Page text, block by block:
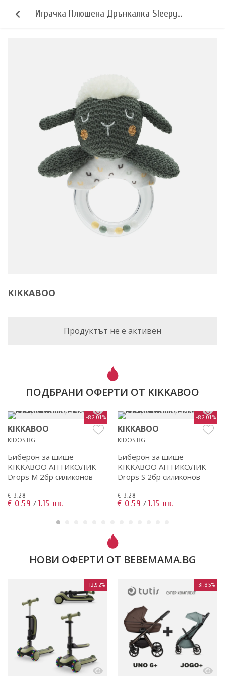
KIKKABOO
Играчка Плюшена Дрънкалка Sleepy
Продуктът не е активен
ПОДБРАНИ ОФЕРТИ ОТ KIKKABOO
-82.01%
KIKKABOO
KIDOS.BG
Биберон за шише
KIKKABOO АНТИКОЛИК
Drops M 2бр силиконов
€ 3.28
€ 0.59 / 1.15 лв.
-82.01%
KIKKABOO
KIDOS.BG
Биберон за шише
KIKKABOO АНТИКОЛИК
Drops S 2бр силиконов
€ 3.28
€ 0.59 / 1.15 лв.
НОВИ ОФЕРТИ ОТ BEBEMAMA.BG
-12.92% -31.85%